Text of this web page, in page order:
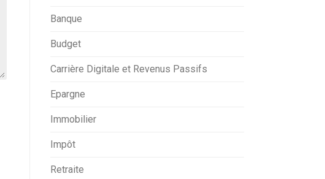
Banque
Budget
Carrière Digitale et Revenus Passifs
Epargne
Immobilier
Impôt
Retraite